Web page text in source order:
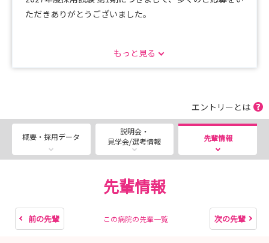
ただきありがとうございました。
募集要項をご確認のうえ、マイナビ看護学生、または病院
また、病院見学会・インターンシップも引き続き受付中で
す。
実際の病院の雰囲気や働くスタッフの様子を知る機会とし
皆さまにお会いできることを心より楽しみにしておりま
す。
もっと見る
エントリーとは
概要・採用データ
説明会・
見学会/選考情報
先輩情報
先輩情報
前の先輩 この病院の先輩一覧 次の先輩